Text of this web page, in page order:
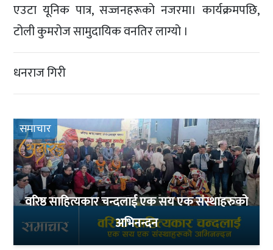
एउटा यूनिक पात्र, सज्जनहरूको नजरमा। कार्यक्रमपछि,
टोली कुमरोज सामुदायिक वनतिर लाग्यो ।
धनराज गिरी
समाचार
वरिष्ठ साहित्यकार चन्दलाई एक सय एक संस्थाहरुको
अभिनन्दन